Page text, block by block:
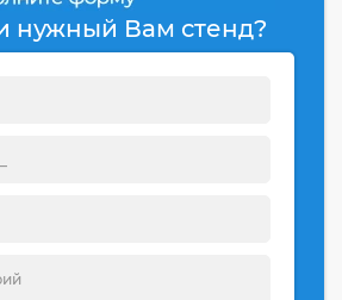
нужный Вам стенд?